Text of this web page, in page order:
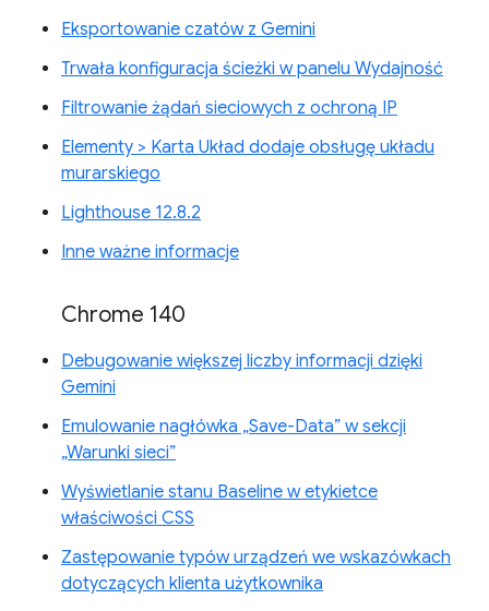
Eksportowanie czatów z Gemini
Trwała konfiguracja ścieżki w panelu Wydajność
Filtrowanie żądań sieciowych z ochroną IP
Elementy > Karta Układ dodaje obsługę układu
murarskiego
Lighthouse 12.8.2
Inne ważne informacje
Chrome 140
Debugowanie większej liczby informacji dzięki
Gemini
Emulowanie nagłówka „Save-Data” w sekcji
„Warunki sieci”
Wyświetlanie stanu Baseline w etykietce
właściwości CSS
Zastępowanie typów urządzeń we wskazówkach
dotyczących klienta użytkownika